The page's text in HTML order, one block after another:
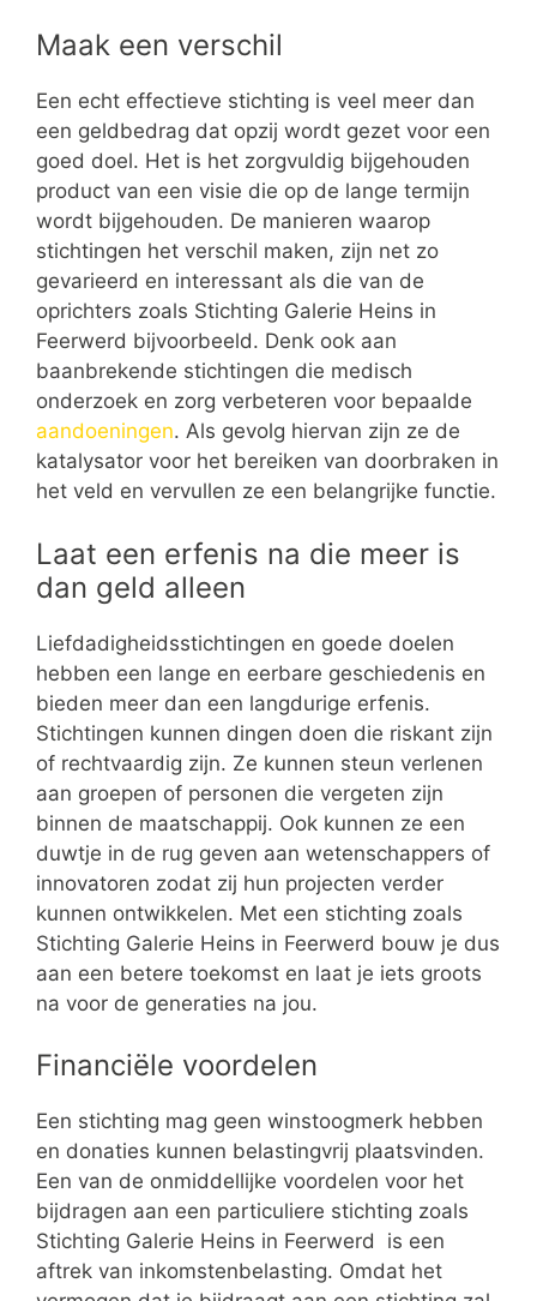
Maak een verschil
Een echt effectieve stichting is veel meer dan
een geldbedrag dat opzij wordt gezet voor een
goed doel. Het is het zorgvuldig bijgehouden
product van een visie die op de lange termijn
wordt bijgehouden. De manieren waarop
stichtingen het verschil maken, zijn net zo
gevarieerd en interessant als die van de
oprichters zoals Stichting Galerie Heins in
Feerwerd bijvoorbeeld. Denk ook aan
baanbrekende stichtingen die medisch
onderzoek en zorg verbeteren voor bepaalde
aandoeningen. Als gevolg hiervan zijn ze de
katalysator voor het bereiken van doorbraken in
het veld en vervullen ze een belangrijke functie.
Laat een erfenis na die meer is
dan geld alleen
Liefdadigheidsstichtingen en goede doelen
hebben een lange en eerbare geschiedenis en
bieden meer dan een langdurige erfenis.
Stichtingen kunnen dingen doen die riskant zijn
of rechtvaardig zijn. Ze kunnen steun verlenen
aan groepen of personen die vergeten zijn
binnen de maatschappij. Ook kunnen ze een
duwtje in de rug geven aan wetenschappers of
innovatoren zodat zij hun projecten verder
kunnen ontwikkelen. Met een stichting zoals
Stichting Galerie Heins in Feerwerd bouw je dus
aan een betere toekomst en laat je iets groots
na voor de generaties na jou.
Financiële voordelen
Een stichting mag geen winstoogmerk hebben
en donaties kunnen belastingvrij plaatsvinden.
Een van de onmiddellijke voordelen voor het
bijdragen aan een particuliere stichting zoals
Stichting Galerie Heins in Feerwerd is een
aftrek van inkomstenbelasting. Omdat het